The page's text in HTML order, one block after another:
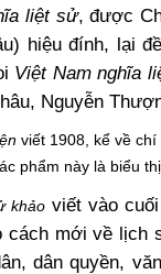
liệt sử, được
hiệu đính, lại
Việt Nam nghĩa
Nguyễn
viết 1908, kể về
phẩm này là biểu
khảo viết vào
mới về lịch
dân quyền,